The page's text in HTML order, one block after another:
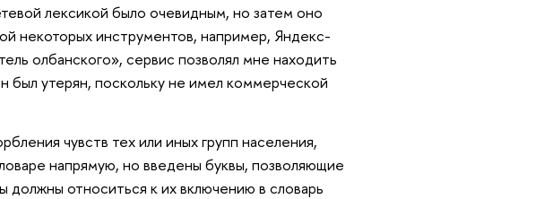
лексикой было очевидным, но затем оно
некоторых инструментов, например, Яндекс-
олбанского», сервис позволял мне находить
был утерян, поскольку не имел коммерческой
чувств тех или иных групп населения,
напрямую, но введены буквы, позволяющие
должны относиться к их включению в словарь